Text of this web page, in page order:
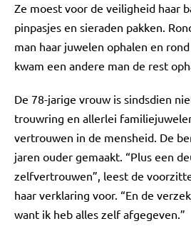
Ze moest voor de veiligheid haar
pinpasjes en sieraden pakken.
man haar juwelen ophalen en
kwam een andere man de rest
De 78-jarige vrouw is sindsdien
trouwring en allerlei
vertrouwen in de mensheid. De
jaren ouder gemaakt. “Plus een
zelfvertrouwen”, leest de
haar verklaring voor. “En de
want ik heb alles zelf afgegeven.”